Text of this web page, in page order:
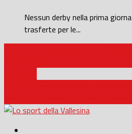
Nessun derby nella prima
trasferte per le...